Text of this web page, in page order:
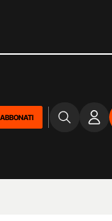
ABBONATI